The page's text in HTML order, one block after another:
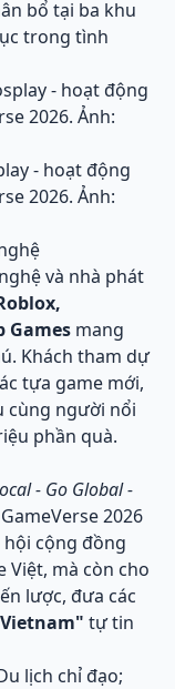
bổ tại ba khu
trong tình
- hoạt động
2026. Ảnh:
và nhà phát
Games mang
Khách tham dự
tựa game mới,
cùng người nổi
phần quà.
- Go Global -
2026
cộng đồng
Việt, mà còn cho
lược, đưa các
tự tin
lịch chỉ đạo;